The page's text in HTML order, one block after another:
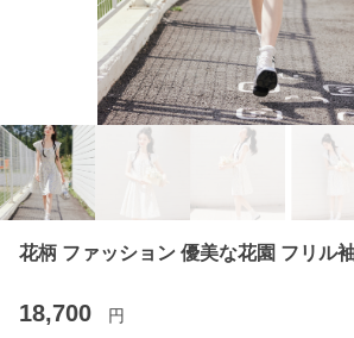
花柄 ファッション 優美な花園 フリル
18,700 円